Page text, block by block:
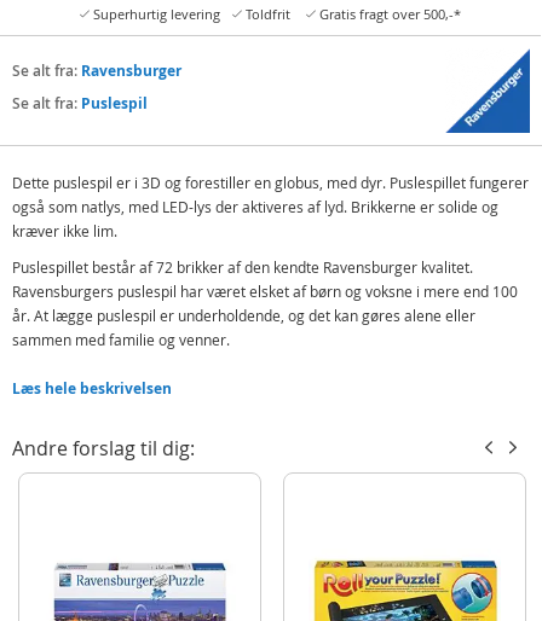
Superhurtig levering
Toldfrit Gratis fragt over 500,-*
Se alt fra: Ravensburger
Se alt fra: Puslespil
Dette puslespil er i 3D og forestiller en globus, med dyr. Puslespillet fungerer
også som natlys, med LED-lys der aktiveres af lyd. Brikkerne er solide og
kræver ikke lim.
Puslespillet består af 72 brikker af den kendte Ravensburger kvalitet.
Ravensburgers puslespil har været elsket af børn og voksne i mere end 100
år. At lægge puslespil er underholdende, og det kan gøres alene eller
sammen med familie og venner.
Base
Instruktioner
Antal brikker: 72
Alder: fra 6 år
Læs hele beskrivelsen
Andre forslag til dig: